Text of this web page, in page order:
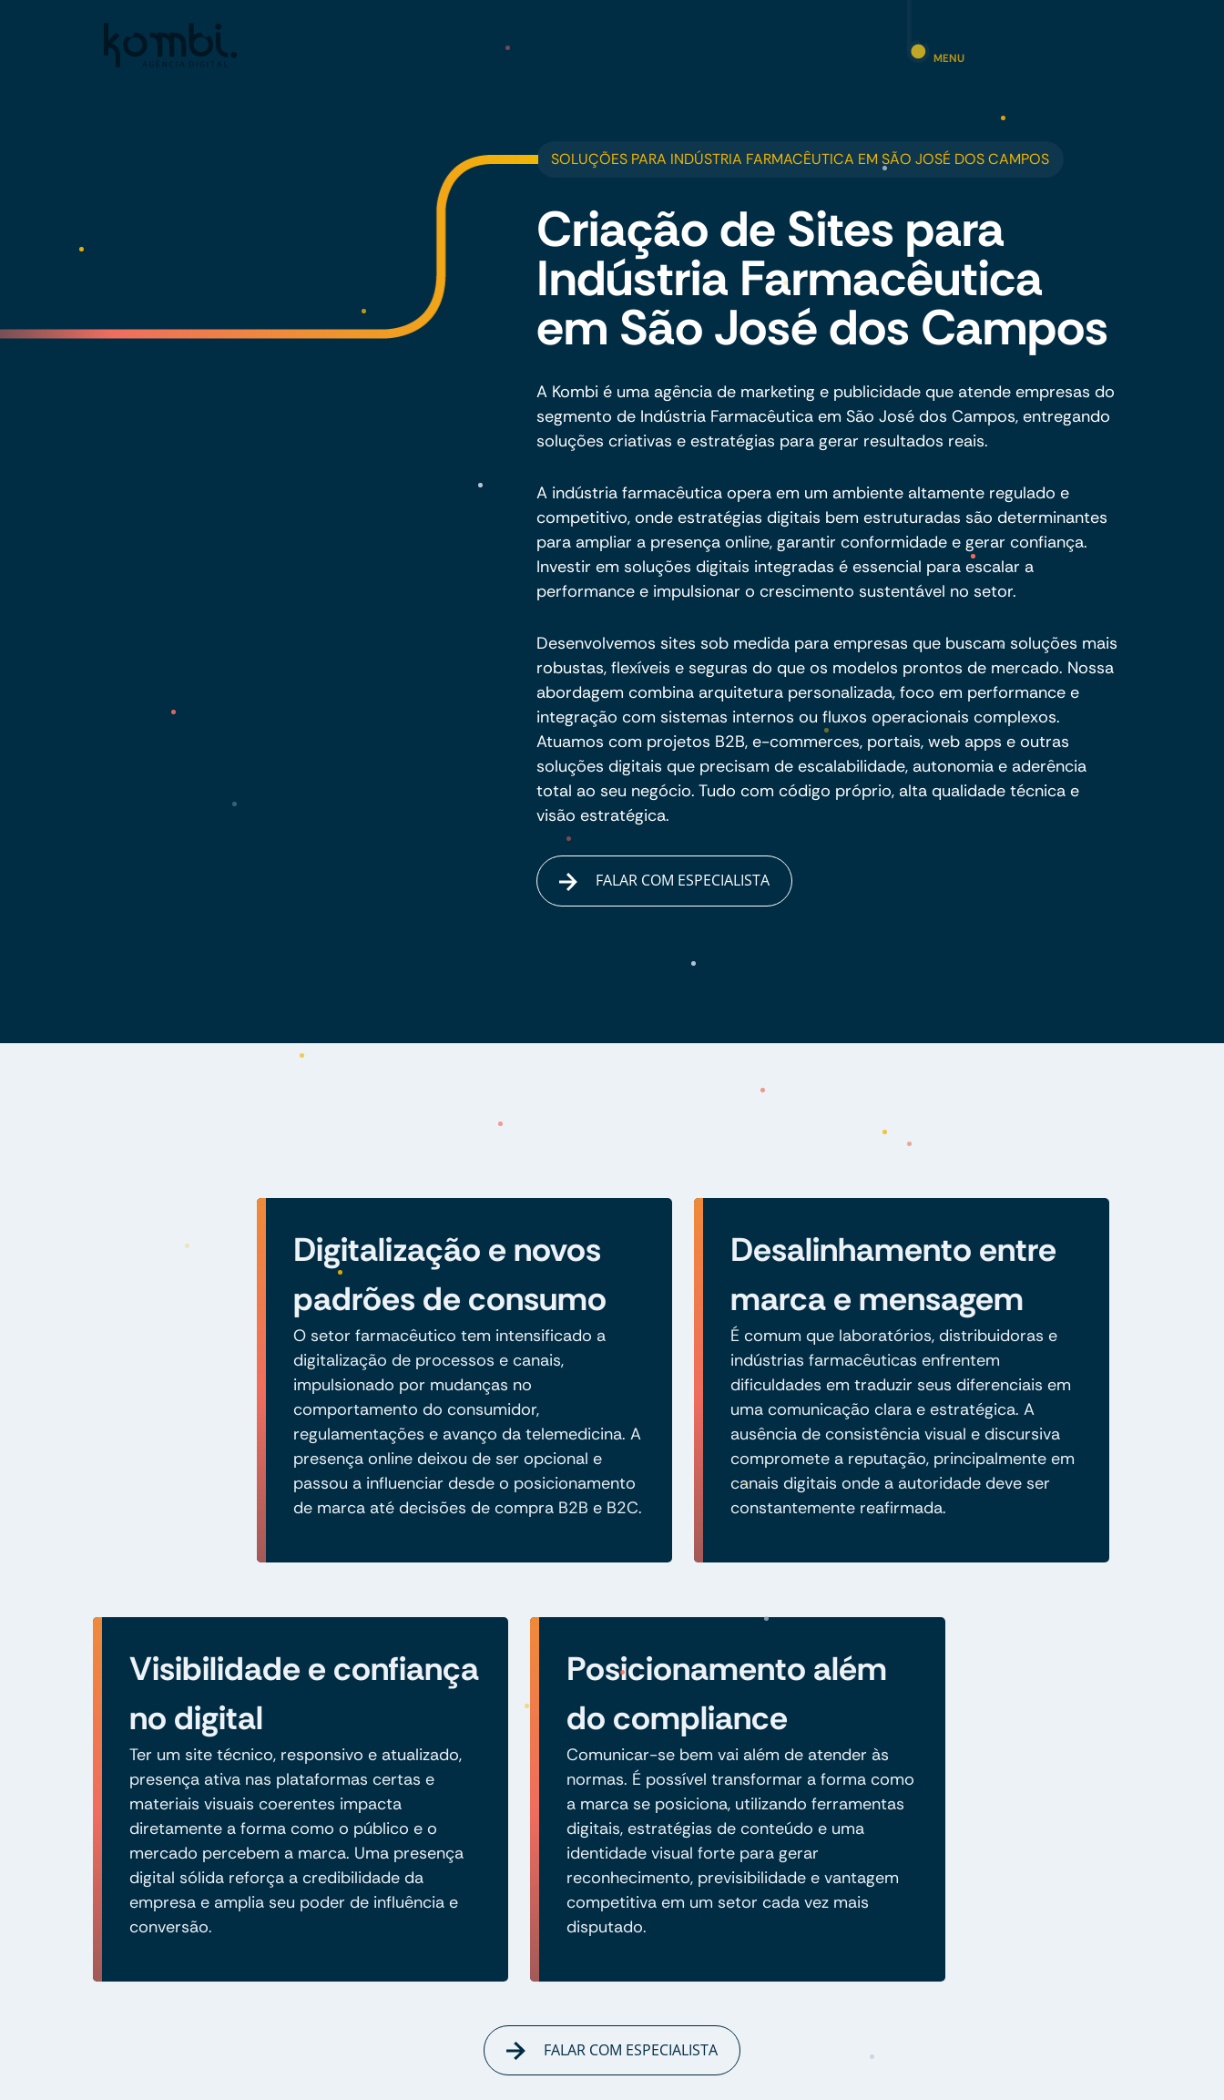
MENU
SOLUÇÕES PARA INDÚSTRIA FARMACÊUTICA EM SÃO JOSÉ DOS CAMPOS
Criação de Sites para
Indústria Farmacêutica
em São José dos Campos
A Kombi é uma agência de marketing e publicidade que atende empresas do
segmento de Indústria Farmacêutica em São José dos Campos, entregando
soluções criativas e estratégias para gerar resultados reais.
A indústria farmacêutica opera em um ambiente altamente regulado e
competitivo, onde estratégias digitais bem estruturadas são determinantes
para ampliar a presença online, garantir conformidade e gerar confiança.
Investir em soluções digitais integradas é essencial para escalar a
performance e impulsionar o crescimento sustentável no setor.
Desenvolvemos sites sob medida para empresas que buscam soluções mais
robustas, flexíveis e seguras do que os modelos prontos de mercado. Nossa
abordagem combina arquitetura personalizada, foco em performance e
integração com sistemas internos ou fluxos operacionais complexos.
Atuamos com projetos B2B, e-commerces, portais, web apps e outras
soluções digitais que precisam de escalabilidade, autonomia e aderência
total ao seu negócio. Tudo com código próprio, alta qualidade técnica e
visão estratégica.
FALAR COM ESPECIALISTA
Digitalização e novos
padrões de consumo
O setor farmacêutico tem intensificado a
digitalização de processos e canais,
impulsionado por mudanças no
comportamento do consumidor,
regulamentações e avanço da telemedicina. A
presença online deixou de ser opcional e
passou a influenciar desde o posicionamento
de marca até decisões de compra B2B e B2C.
Desalinhamento entre
marca e mensagem
É comum que laboratórios, distribuidoras e
indústrias farmacêuticas enfrentem
dificuldades em traduzir seus diferenciais em
uma comunicação clara e estratégica. A
ausência de consistência visual e discursiva
compromete a reputação, principalmente em
canais digitais onde a autoridade deve ser
constantemente reafirmada.
Visibilidade e confiança
no digital
Ter um site técnico, responsivo e atualizado,
presença ativa nas plataformas certas e
materiais visuais coerentes impacta
diretamente a forma como o público e o
mercado percebem a marca. Uma presença
digital sólida reforça a credibilidade da
empresa e amplia seu poder de influência e
conversão.
Posicionamento além
do compliance
Comunicar-se bem vai além de atender às
normas. É possível transformar a forma como
a marca se posiciona, utilizando ferramentas
digitais, estratégias de conteúdo e uma
identidade visual forte para gerar
reconhecimento, previsibilidade e vantagem
competitiva em um setor cada vez mais
disputado.
FALAR COM ESPECIALISTA